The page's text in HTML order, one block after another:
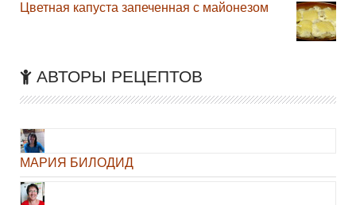
Цветная капуста запеченная с майонезом
АВТОРЫ РЕЦЕПТОВ
МАРИЯ БИЛОДИД